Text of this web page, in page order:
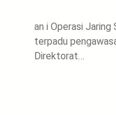
an i Operasi Jaring
terpadu
Direktorat…